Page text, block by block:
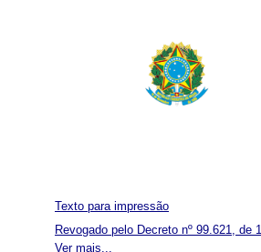
Ver mais...
Texto para impressão
Revogado pelo Decreto nº 99.621, de